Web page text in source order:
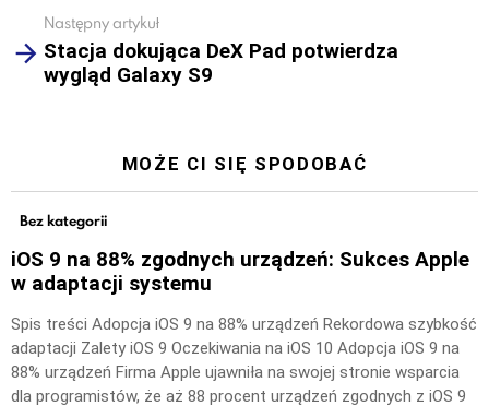
Następny artykuł
Stacja dokująca DeX Pad potwierdza
wygląd Galaxy S9
MOŻE CI SIĘ SPODOBAĆ
Bez kategorii
iOS 9 na 88% zgodnych urządzeń: Sukces Apple
w adaptacji systemu
Spis treści Adopcja iOS 9 na 88% urządzeń Rekordowa szybkość
adaptacji Zalety iOS 9 Oczekiwania na iOS 10 Adopcja iOS 9 na
88% urządzeń Firma Apple ujawniła na swojej stronie wsparcia
dla programistów, że aż 88 procent urządzeń zgodnych z iOS 9